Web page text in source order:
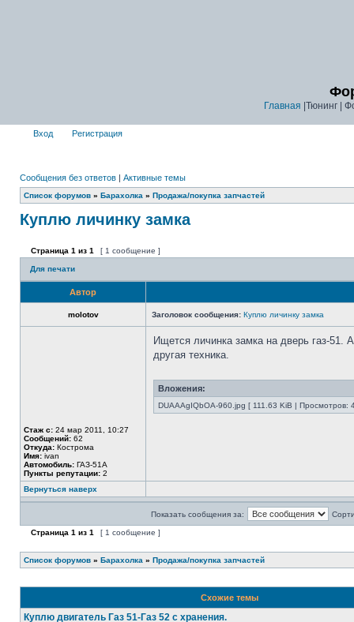
Главная |Тюнинг |
Вход Регистрация
Сообщения без ответов | Активные темы
Список форумов » Барахолка » Продажа/покупка запчастей
Куплю личинку замка
Страница 1 из 1 [ 1 сообщение ]
Для печати
Автор
molotov Заголовок сообщения: Куплю личинку замка
Стаж с: 24 мар 2011, 10:27
Сообщений: 62
Откуда: Кострома
Имя: ivan
Автомобиль: ГАЗ-51А
Пункты репутации: 2
Ищется личинка замка на дверь газ-51.
другая техника.
Вложения:
DUAAAgIQbOA-960.jpg [ 111.63 KiB | Просмотров:
Вернуться наверх
Показать сообщения за:
Страница 1 из 1 [ 1 сообщение ]
Список форумов » Барахолка » Продажа/покупка запчастей
Схожие темы
Куплю двигатель Газ 51-Газ 52 с хранения.